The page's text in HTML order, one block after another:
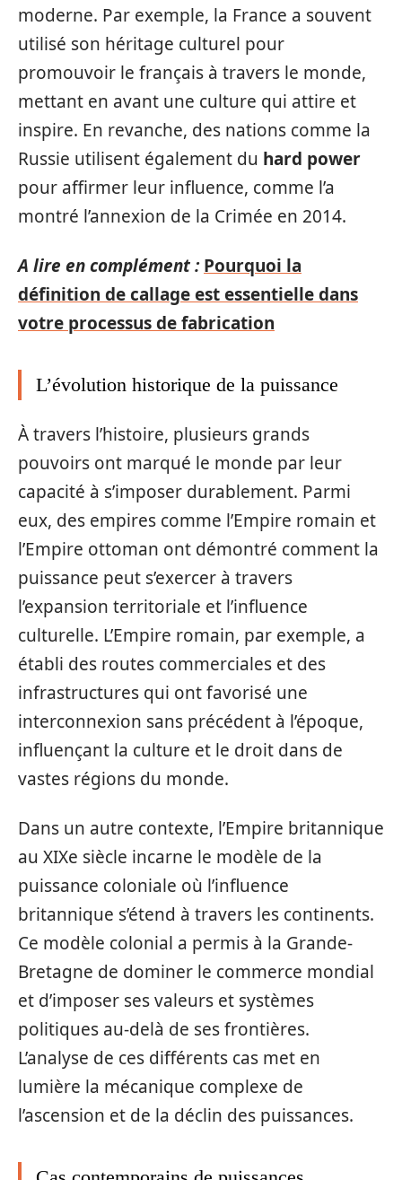
moderne. Par exemple, la France a souvent
utilisé son héritage culturel pour
promouvoir le français à travers le monde,
mettant en avant une culture qui attire et
inspire. En revanche, des nations comme la
Russie utilisent également du hard power
pour affirmer leur influence, comme l’a
montré l’annexion de la Crimée en 2014.
A lire en complément : Pourquoi la
définition de callage est essentielle dans
votre processus de fabrication
L’évolution historique de la puissance
À travers l’histoire, plusieurs grands
pouvoirs ont marqué le monde par leur
capacité à s’imposer durablement. Parmi
eux, des empires comme l’Empire romain et
l’Empire ottoman ont démontré comment la
puissance peut s’exercer à travers
l’expansion territoriale et l’influence
culturelle. L’Empire romain, par exemple, a
établi des routes commerciales et des
infrastructures qui ont favorisé une
interconnexion sans précédent à l’époque,
influençant la culture et le droit dans de
vastes régions du monde.
Dans un autre contexte, l’Empire britannique
au XIXe siècle incarne le modèle de la
puissance coloniale où l’influence
britannique s’étend à travers les continents.
Ce modèle colonial a permis à la Grande-
Bretagne de dominer le commerce mondial
et d’imposer ses valeurs et systèmes
politiques au-delà de ses frontières.
L’analyse de ces différents cas met en
lumière la mécanique complexe de
l’ascension et de la déclin des puissances.